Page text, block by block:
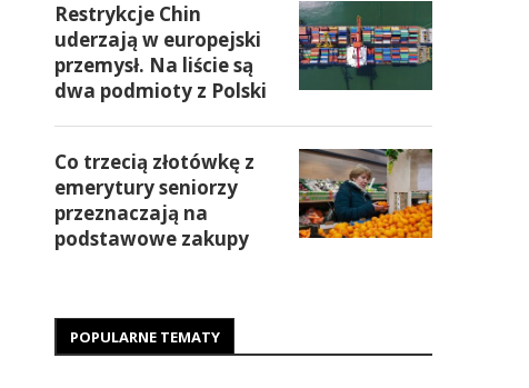
Restrykcje Chin
uderzają w europejski
przemysł. Na liście są
dwa podmioty z Polski
Co trzecią złotówkę z
emerytury seniorzy
przeznaczają na
podstawowe zakupy
POPULARNE TEMATY